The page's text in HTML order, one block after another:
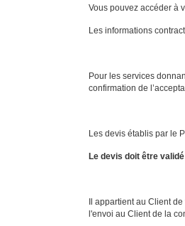
Vous pouvez accéder à
Les informations
Pour les services
confirmation de
Les devis établis par le
Le devis doit être
Il appartient au Client
l'envoi au Client de la